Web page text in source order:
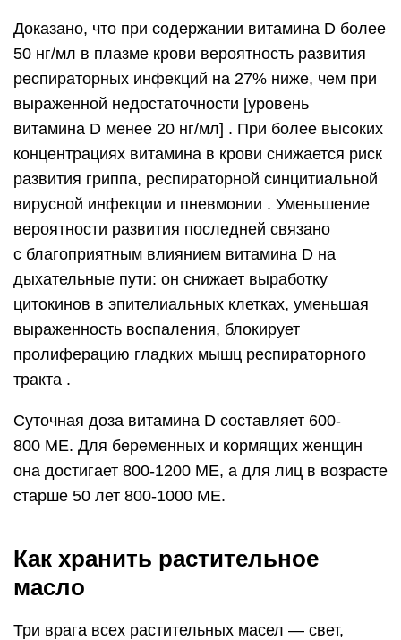
Доказано, что при содержании витамина D более
50 нг/мл в плазме крови вероятность развития
респираторных инфекций на 27% ниже, чем при
выраженной недостаточности [уровень
витамина D менее 20 нг/мл] . При более высоких
концентрациях витамина в крови снижается риск
развития гриппа, респираторной синцитиальной
вирусной инфекции и пневмонии . Уменьшение
вероятности развития последней связано
с благоприятным влиянием витамина D на
дыхательные пути: он снижает выработку
цитокинов в эпителиальных клетках, уменьшая
выраженность воспаления, блокирует
пролиферацию гладких мышц респираторного
тракта .
Суточная доза витамина D составляет 600-
800 МЕ. Для беременных и кормящих женщин
она достигает 800-1200 МЕ, а для лиц в возрасте
старше 50 лет 800-1000 МЕ.
Как хранить растительное
масло
Три врага всех растительных масел — свет,